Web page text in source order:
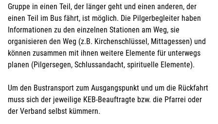
Gruppe in einen Teil, der länger geht und einen anderen, der
einen Teil im Bus fährt, ist möglich. Die Pilgerbegleiter haben
Informationen zu den einzelnen Stationen am Weg, sie
organisieren den Weg (z.B. Kirchenschlüssel, Mittagessen) und
können zusammen mit ihnen weitere Elemente für unterwegs
planen (Pilgersegen, Schlussandacht, spirituelle Elemente).
Um den Bustransport zum Ausgangspunkt und um die Rückfahrt
muss sich der jeweilige KEB-Beauftragte bzw. die Pfarrei oder
der Verband selbst kümmern.